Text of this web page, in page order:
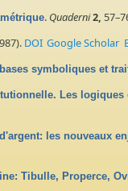
. Quaderni2,
DOI Google Scholar
symboliques et
Les logiques
les nouveaux
Tibulle, Properce,